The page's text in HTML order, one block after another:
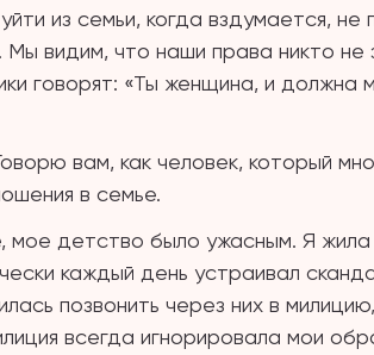
из семьи, когда вздумается, не
Мы видим, что наши права никто
говорят: «Ты женщина, и должна
вам, как человек, который
в семье.
детство было ужасным. Я жила
каждый день устраивал
позвонить через них в
всегда игнорировала мои